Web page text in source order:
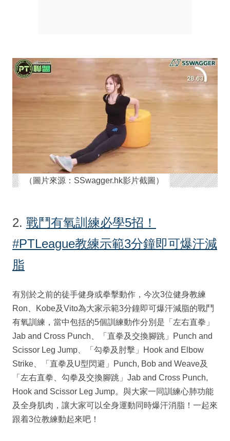
（圖片來源：SSwagger.hk影片截圖）
2. 戰鬥有氧訓練必學5招！
#PTLeague教練示範3分鐘即可爆汗減
脂
有別於之前的徒手健身或拳擊動作，今次3位健身教練
Ron、Kobe及Vito為大家示範3分鐘即可爆汗減脂的戰鬥
有氧訓練，當中包括的5個訓練動作分別是「左右直拳」
Jab and Cross Punch、「直拳及交換腳跳」Punch and
Scissor Leg Jump、「勾拳及肘擊」Hook and Elbow
Strike、「直拳及U型閃避」Punch, Bob and Weave及
「左右直拳、勾拳及交換腳跳」Jab and Cross Punch,
Hook and Scissor Leg Jump。與大家一同訓練心肺功能
及全身肌肉，讓大家可以全身運動同時爆汗消脂！一起來
跟着3位教練動起來吧！